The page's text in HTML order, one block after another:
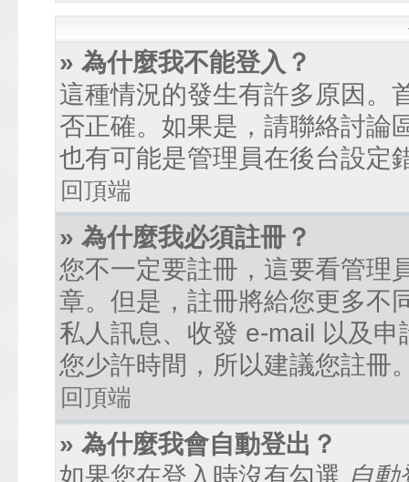
» 為什麼我不能登入？
這種情況的發生有許多原因。
否正確。如果是，請聯絡討論
也有可能是管理員在後台設定
回頂端
» 為什麼我必須註冊？
您不一定要註冊，這要看管理
章。但是，註冊將給您更多不
私人訊息、收發 e-mail 以及
您少許時間，所以建議您註冊
回頂端
» 為什麼我會自動登出？
如果您在登入時沒有勾選 自動